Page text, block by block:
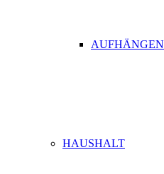
AUFHÄNGEN
HAUSHALT